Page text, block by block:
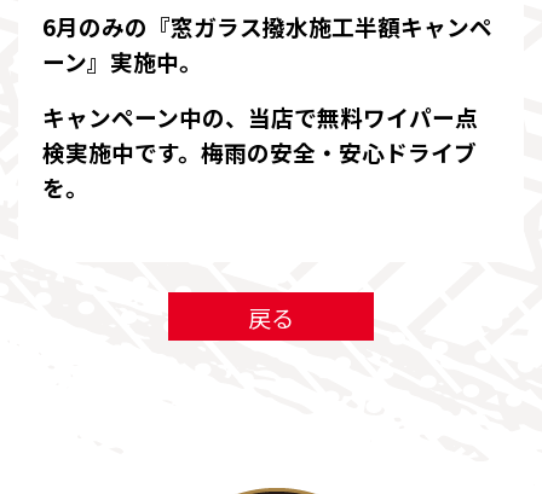
6月のみの『窓ガラス撥水施工半額キャンペ
ーン』実施中。
キャンペーン中の、当店で無料ワイパー点
検実施中です。梅雨の安全・安心ドライブ
を。
戻る